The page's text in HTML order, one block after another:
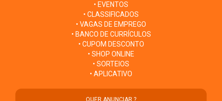
• EVENTOS
• CLASSIFICADOS
• VAGAS DE EMPREGO
• BANCO DE CURRÍCULOS
• CUPOM DESCONTO
• SHOP ONLINE
• SORTEIOS
• APLICATIVO
QUER ANUNCIAR ?